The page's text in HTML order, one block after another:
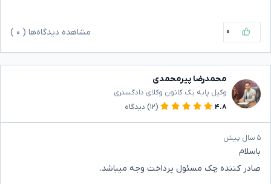
۰ مشاهده دیدگاه‌ها ( ۰
محمدرضا پیرمحمدی
وکیل پایه یک کانون وکلای دادگستری
۴.۸
(۱۲) دیدگاه
۵ سال پیش
باسلام
صادر کننده چک مسئول پرداخت وجه میباشد.